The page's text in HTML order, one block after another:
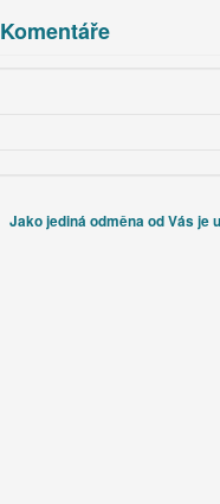
Komentáře
Jako jediná odměna od Vás je